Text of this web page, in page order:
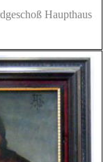
Haupthaus